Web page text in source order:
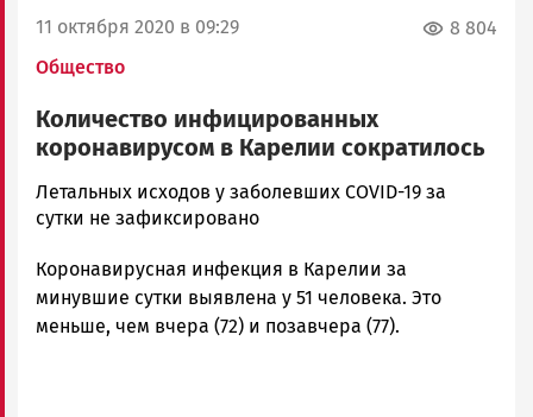
11 октября 2020 в 09:29
Общество
8 804
Количество инфицированных
коронавирусом в Карелии сократилось
Алексей
Смирнов
Петрозаводска
и
Карелии
Летальных исходов у заболевших COVID-19 за
сутки не зафиксировано
Коронавирусная инфекция в Карелии за
минувшие сутки выявлена у 51 человека. Это
меньше, чем вчера (72) и позавчера (77).